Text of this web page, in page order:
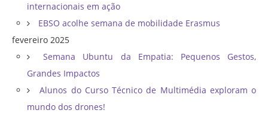
internacionais em ação
EBSO acolhe semana de mobilidade Erasmus
fevereiro 2025
Semana Ubuntu da Empatia: Pequenos Gestos,
Grandes Impactos
Alunos do Curso Técnico de Multimédia exploram o
mundo dos drones!